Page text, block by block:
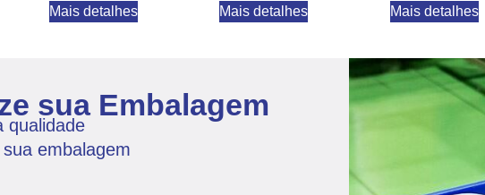
Mais detalhes Mais detalhes Mais detalhes
sua Embalagem
qualidade
embalagem